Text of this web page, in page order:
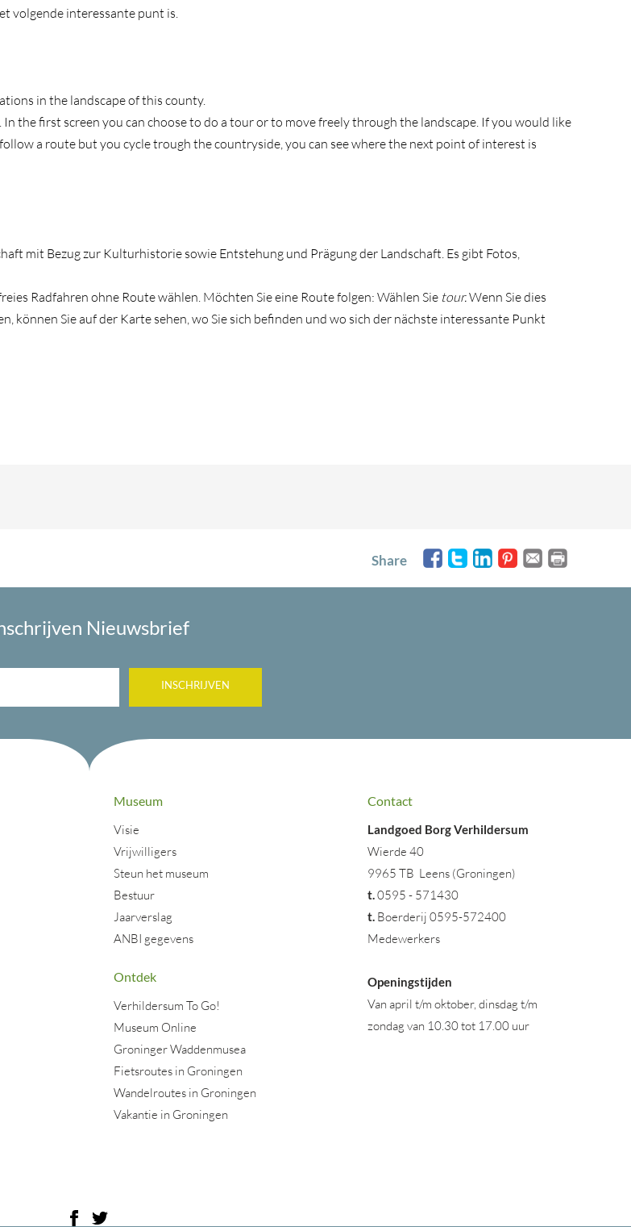
volgende interessante punt is.
in the landscape of this county.
the first screen you can choose to do a tour or to move freely through the landscape. If you would like
follow a route but you cycle trough the countryside, you can see where the next point of interest is
mit Bezug zur Kulturhistorie sowie Entstehung und Prägung der Landschaft. Es gibt Fotos,
Radfahren ohne Route wählen. Möchten Sie eine Route folgen: Wählen Sie tour.Wenn Sie dies
können Sie auf der Karte sehen, wo Sie sich befinden und wo sich der nächste interessante Punkt
Share
Nieuwsbrief
INSCHRIJVEN
Museum
Visie
Vrijwilligers
Steun het museum
Bestuur
Jaarverslag
ANBI gegevens
Ontdek
Verhildersum To Go!
Museum Online
Groninger Waddenmusea
Fietsroutes in Groningen
Wandelroutes in Groningen
Vakantie in Groningen
Contact
Landgoed Borg Verhildersum
Wierde 40
9965 TB Leens (Groningen)
t.0595 - 571430
t. Boerderij 0595-572400
Medewerkers
Openingstijden
Van april t/m oktober, dinsdag t/m
zondag van 10.30 tot 17.00 uur